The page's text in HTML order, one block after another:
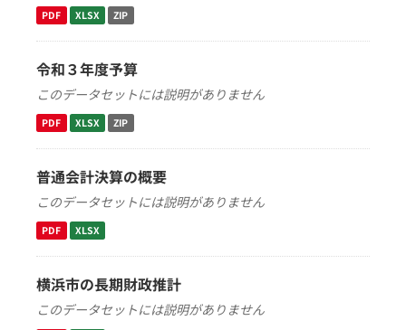
PDF XLSX ZIP
令和３年度予算
このデータセットには説明がありません
PDF XLSX ZIP
普通会計決算の概要
このデータセットには説明がありません
PDF XLSX
横浜市の長期財政推計
このデータセットには説明がありません